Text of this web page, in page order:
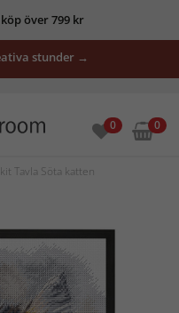
över 799 kr
stunder →
0 0
Tavla Söta katten